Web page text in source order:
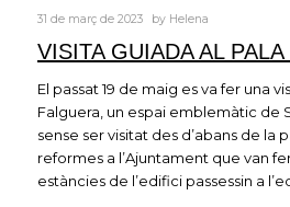
31 de març de 2023 by Helena
VISITA GUIADA AL
El passat 19 de maig es va fer una
Falguera, un espai emblemàtic de
sense ser visitat des d’abans de la
reformes a l’Ajuntament que van
estàncies de l’edifici passessin a